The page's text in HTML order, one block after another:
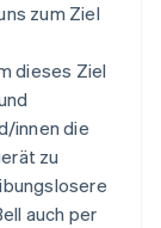
zum Ziel
dieses Ziel
innen die
zu
auch per